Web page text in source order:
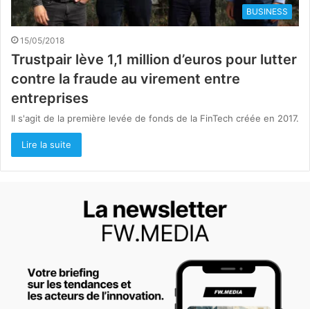
BUSINESS
15/05/2018
Trustpair lève 1,1 million d’euros pour lutter
contre la fraude au virement entre
entreprises
Il s'agit de la première levée de fonds de la FinTech créée en 2017.
Lire la suite